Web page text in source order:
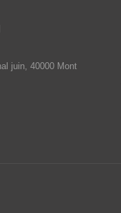
juin, 40000 Mont